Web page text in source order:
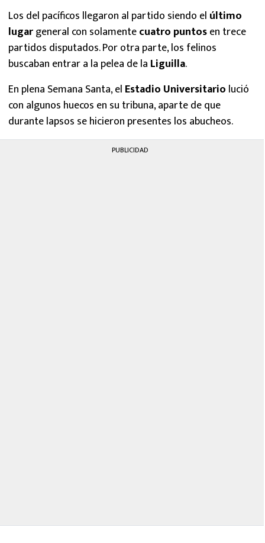
Los del pacíficos llegaron al partido siendo el último
lugargeneral con solamentecuatro puntosen trece
partidos disputados. Por otra parte, los felinos
buscaban entrar a la pelea de la Liguilla.
En plena Semana Santa, el Estadio Universitario lució
con algunos huecos en su tribuna, aparte de que
durante lapsos se hicieron presentes los abucheos.
PUBLICIDAD